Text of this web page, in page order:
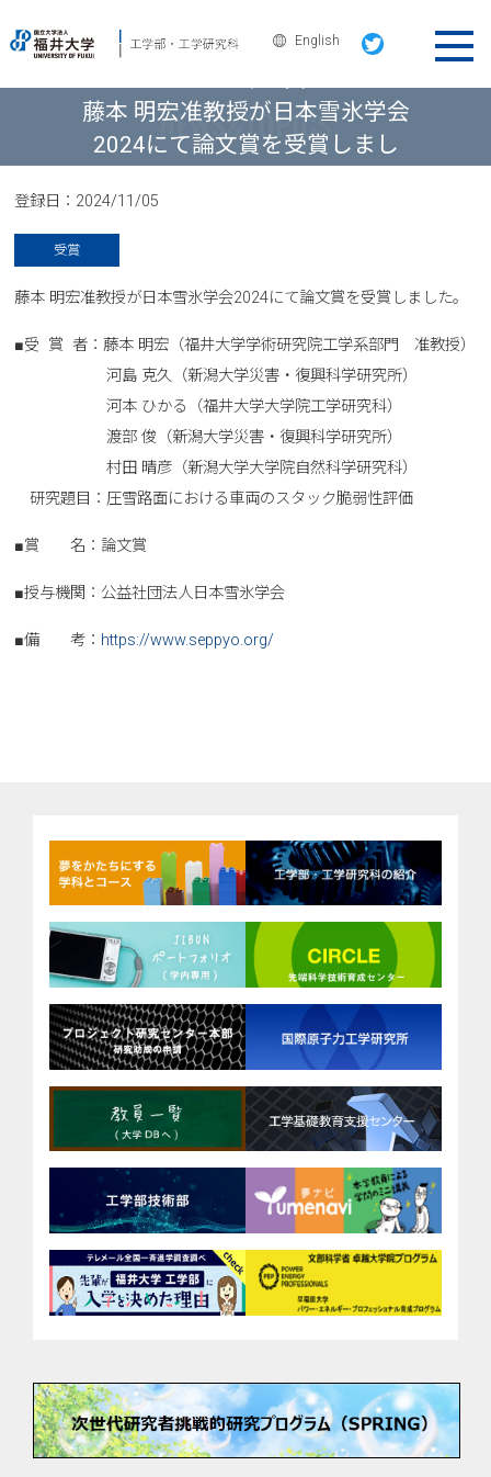
English
藤本 明宏准教授が日本雪氷学会
2024にて論文賞を受賞しまし
登録日： 2024/11/05
受賞
藤本 明宏准教授が日本雪氷学会2024にて論文賞を受賞しました。
■受 賞 者：藤本 明宏（福井大学学術研究院工学系部門 准教授）
河島 克久（新潟大学災害・復興科学研究所）
河本 ひかる（福井大学大学院工学研究科）
渡部 俊（新潟大学災害・復興科学研究所）
村田 晴彦（新潟大学大学院自然科学研究科）
研究題目：圧雪路面における車両のスタック脆弱性評価
■賞 名：論文賞
■授与機関：公益社団法人日本雪氷学会
■備 考： https://www.seppyo.org/